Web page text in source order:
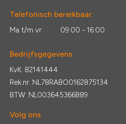
Telefonisch bereikbaar:
Ma t/m vr: 09:00 - 16:00
Bedrijfsgegevens
KvK: 82141444
Rek.nr: NL78RABO0162875134
BTW: NL003645366B89
Volg ons